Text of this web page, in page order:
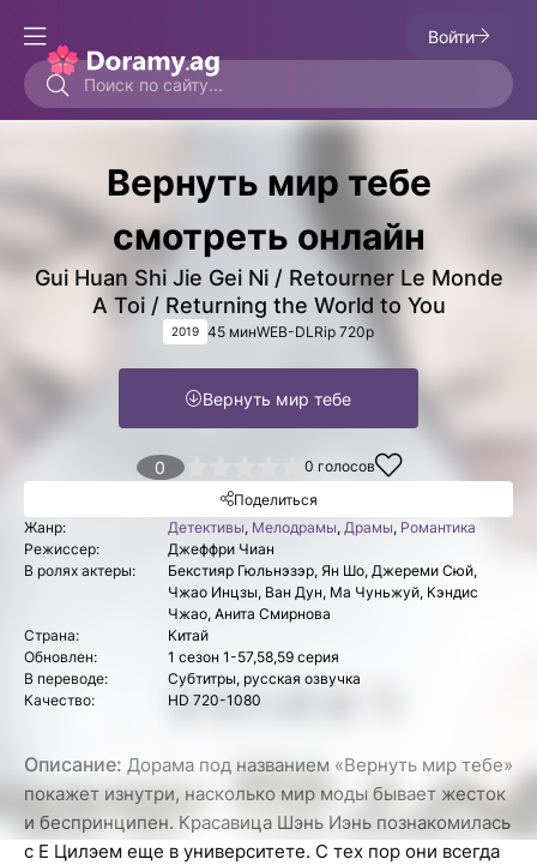
Войти
Вернуть мир тебе
смотреть онлайн
Gui Huan Shi Jie Gei Ni / Retourner Le Monde
A Toi / Returning the World to You
2019 45 минWEB-DLRip 720p
Вернуть мир тебе
0
4 5 0 голосов
Поделиться
Жанр:
Детективы, Мелодрамы, Драмы, Романтика
Режиссер:
Джеффри Чиан
В ролях актеры:
Бекстияр Гюльнэзэр, Ян Шо, Джереми Сюй,
Чжао Инцзы, Ван Дун, Ма Чуньжуй, Кэндис
Чжао, Анита Смирнова
Страна:
Китай
Обновлен:
1 сезон 1-57,58,59 серия
В переводе:
Субтитры, русская озвучка
Качество:
HD 720-1080
Описание: Дорама под названием «Вернуть мир тебе»
покажет изнутри, насколько мир моды бывает жесток
и беспринципен. Красавица Шэнь Иэнь познакомилась
с Е Цилэем еще в университете. С тех пор они всегда